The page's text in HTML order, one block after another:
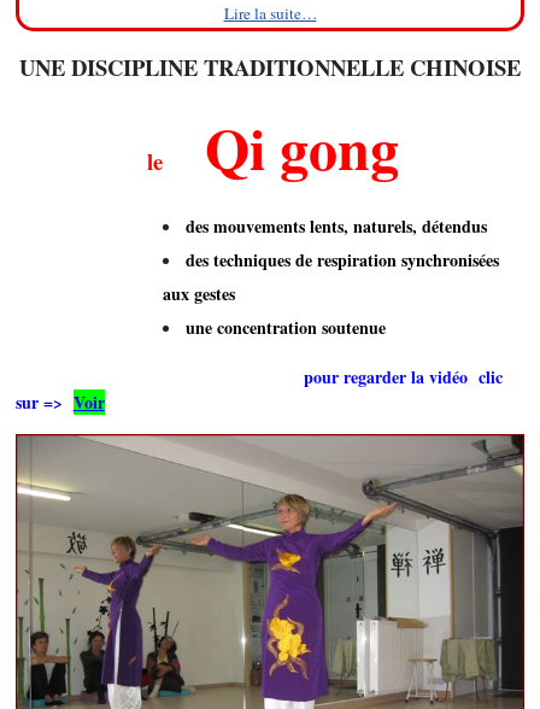
Lire la suite…
UNE DISCIPLINE TRADITIONNELLE CHINOISE
le Qi gong
des mouvements lents, naturels, détendus
des techniques de respiration synchronisées
aux gestes
une concentration soutenue
pour regarder la vidéo clic
sur => Voir